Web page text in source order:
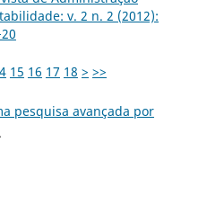
v. 2 n. 2 (2012):
15 16 17 18 > >>
pesquisa avançada por